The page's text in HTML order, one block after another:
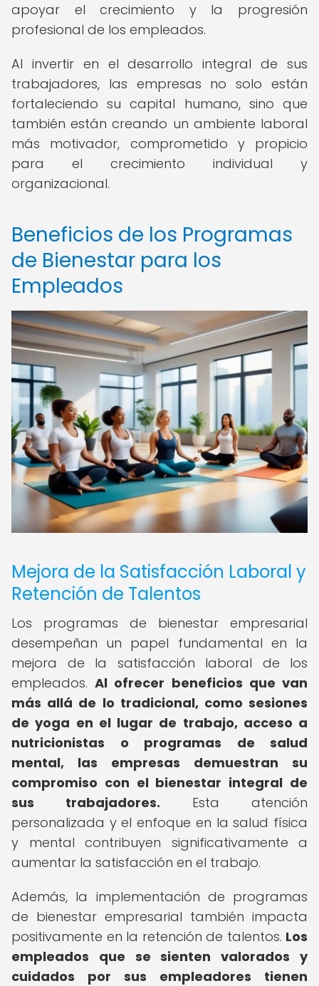
apoyar el crecimiento y la progresión
profesional de los empleados.
Al invertir en el desarrollo integral de sus
trabajadores, las empresas no solo están
fortaleciendo su capital humano, sino que
también están creando un ambiente laboral
más motivador, comprometido y propicio
para el crecimiento individual y
organizacional.
Beneficios de los Programas
de Bienestar para los
Empleados
Mejora de la Satisfacción Laboral y
Retención de Talentos
Los programas de bienestar empresarial
desempeñan un papel fundamental en la
mejora de la satisfacción laboral de los
empleados.Al ofrecer beneficios que van
más allá de lo tradicional, como sesiones
de yoga en el lugar de trabajo, acceso a
nutricionistas o programas de salud
mental, las empresas demuestran su
compromiso con el bienestar integral de
sus trabajadores. Esta atención
personalizada y el enfoque en la salud física
y mental contribuyen significativamente a
aumentar la satisfacción en el trabajo.
Además, la implementación de programas
de bienestar empresarial también impacta
positivamente en la retención de talentos. Los
empleados que se sienten valorados y
cuidados por sus empleadores tienen